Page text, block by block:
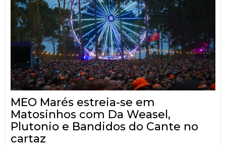
MEO Marés estreia-se em
Matosinhos com Da Weasel,
Plutonio e Bandidos do Cante no
cartaz